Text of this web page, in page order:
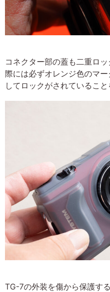
コネクター部の蓋も二重ロ
際には必ずオレンジ色のマ
してロックがされていること
TG-7の外装を傷から保護す